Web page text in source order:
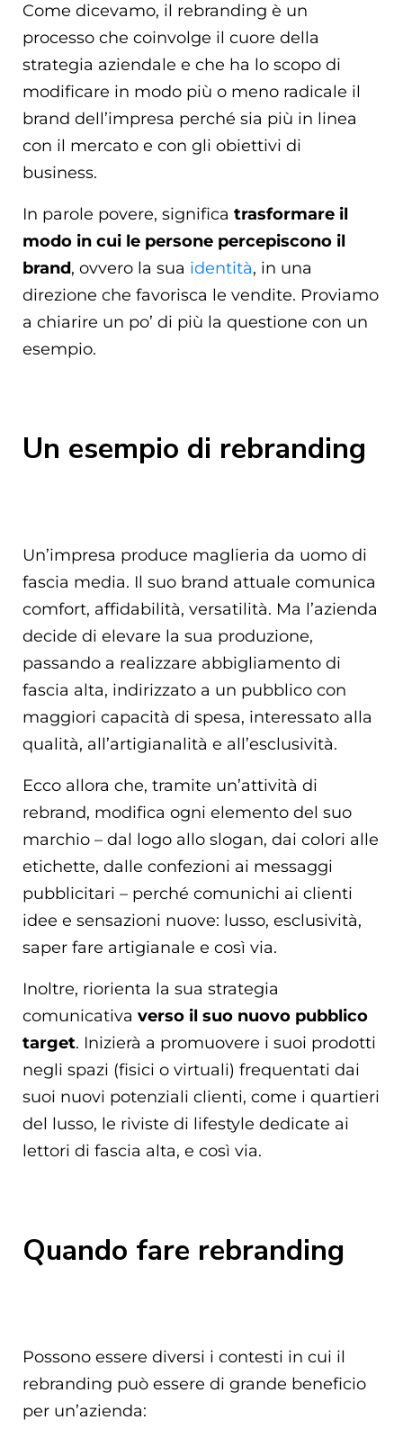
Come dicevamo, il rebranding è un
processo che coinvolge il cuore della
strategia aziendale e che ha lo scopo di
modificare in modo più o meno radicale il
brand dell’impresa perché sia più in linea
con il mercato e con gli obiettivi di
business.
In parole povere, significa trasformare il
modo in cui le persone percepiscono il
brand, ovvero la sua identità, in una
direzione che favorisca le vendite. Proviamo
a chiarire un po’ di più la questione con un
esempio.
Un esempio di rebranding
Un’impresa produce maglieria da uomo di
fascia media. Il suo brand attuale comunica
comfort, affidabilità, versatilità. Ma l’azienda
decide di elevare la sua produzione,
passando a realizzare abbigliamento di
fascia alta, indirizzato a un pubblico con
maggiori capacità di spesa, interessato alla
qualità, all’artigianalità e all’esclusività.
Ecco allora che, tramite un’attività di
rebrand, modifica ogni elemento del suo
marchio – dal logo allo slogan, dai colori alle
etichette, dalle confezioni ai messaggi
pubblicitari – perché comunichi ai clienti
idee e sensazioni nuove: lusso, esclusività,
saper fare artigianale e così via.
Inoltre, riorienta la sua strategia
comunicativa verso il suo nuovo pubblico
target. Inizierà a promuovere i suoi prodotti
negli spazi (fisici o virtuali) frequentati dai
suoi nuovi potenziali clienti, come i quartieri
del lusso, le riviste di lifestyle dedicate ai
lettori di fascia alta, e così via.
Quando fare rebranding
Possono essere diversi i contesti in cui il
rebranding può essere di grande beneficio
per un’azienda: